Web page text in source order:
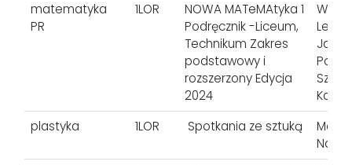
matematyka
PR
1LOR
NOWA MATeMAtyka 1
Podręcznik -Liceum,
Technikum Zakres
podstawowy i
rozszerzony Edycja
2024
Lech
plastyka
1LOR Spotkania ze sztuką